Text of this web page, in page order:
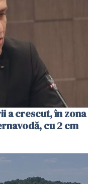
a crescut, în zona
cu 2 cm